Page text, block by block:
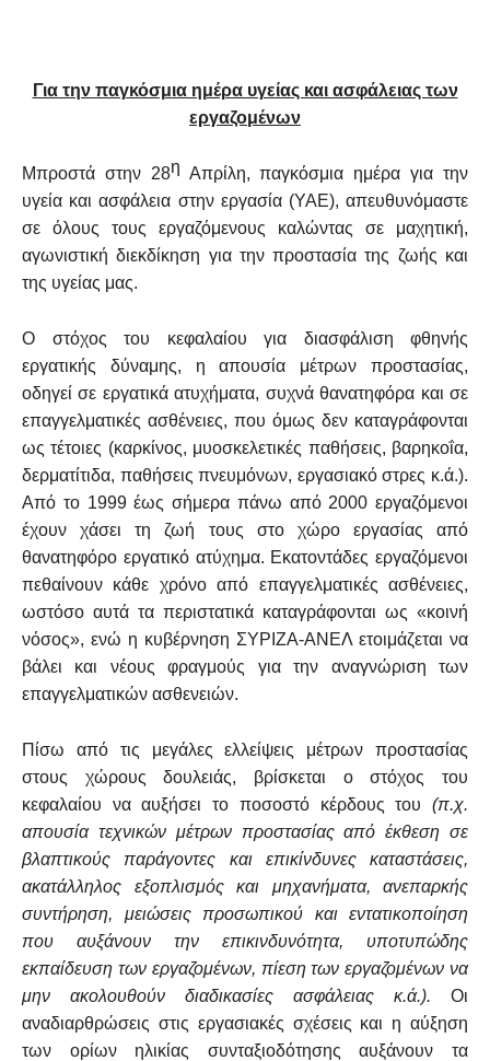
Για την παγκόσμια ημέρα υγείας και ασφάλειας των
εργαζομένων
Mπροστά στην 28η Απρίλη, παγκόσμια ημέρα για την
υγεία και ασφάλεια στην εργασία (ΥΑΕ), απευθυνόμαστε
σε όλους τους εργαζόμενους καλώντας σε μαχητική,
αγωνιστική διεκδίκηση για την προστασία της ζωής και
της υγείας μας.
Ο στόχος του κεφαλαίου για διασφάλιση φθηνής
εργατικής δύναμης, ηαπουσία μέτρων προστασίας,
οδηγεί σε εργατικά ατυχήματα, συχνά θανατηφόρα και σε
επαγγελματικές ασθένειες, που όμως δεν καταγράφονται
ως τέτοιες (καρκίνος, μυοσκελετικές παθήσεις, βαρηκοΐα,
δερματίτιδα, παθήσεις πνευμόνων, εργασιακό στρες κ.ά.).
Από το 1999 έως σήμερα πάνω από 2000 εργαζόμενοι
έχουν χάσει τη ζωή τους στο χώρο εργασίας από
θανατηφόρο εργατικό ατύχημα. Εκατοντάδες εργαζόμενοι
πεθαίνουν κάθε χρόνο από επαγγελματικές ασθένειες,
ωστόσο αυτά τα περιστατικά καταγράφονται ως «κοινή
νόσος», ενώ η κυβέρνηση ΣΥΡΙΖΑ-ΑΝΕΛ ετοιμάζεται να
βάλει και νέους φραγμούς για την αναγνώριση των
επαγγελματικών ασθενειών.
Πίσω από τις μεγάλες ελλείψεις μέτρων προστασίας
στους χώρους δουλειάς, βρίσκεται ο στόχος του
κεφαλαίου να αυξήσει το ποσοστό κέρδους του (π.χ.
απουσία τεχνικών μέτρων προστασίας από έκθεση σε
βλαπτικούς παράγοντες και επικίνδυνες καταστάσεις,
ακατάλληλος εξοπλισμός και μηχανήματα, ανεπαρκής
συντήρηση, μειώσεις προσωπικού και εντατικοποίηση
που αυξάνουν την επικινδυνότητα, υποτυπώδης
εκπαίδευση των εργαζομένων, πίεση των εργαζομένων να
μην ακολουθούν διαδικασίες ασφάλειας κ.ά.). Οι
αναδιαρθρώσεις στις εργασιακές σχέσεις και η αύξηση
των ορίων ηλικίας συνταξιοδότησης αυξάνουν τα